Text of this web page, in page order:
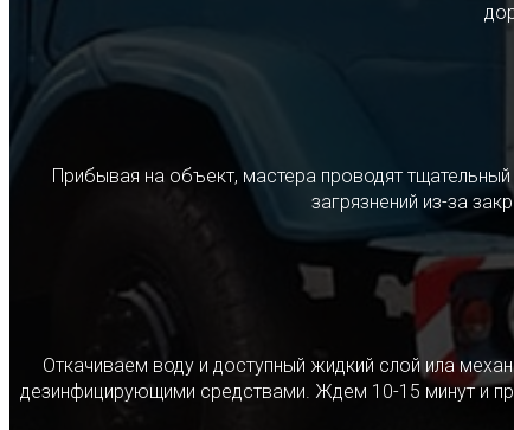
Прибывая на объект, мастера проводят
загрязнений из-за
Откачиваем воду и доступный жидкий слой ила
дезинфицирующими средствами. Ждем 10-15 минут и